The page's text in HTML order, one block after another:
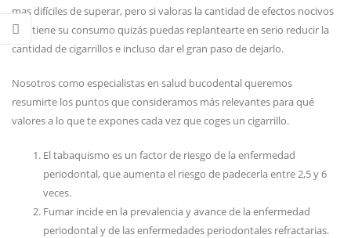
mas difíciles de superar, pero si valoras la cantidad de efectos nocivos
que tiene su consumo quizás puedas replantearte en serio reducir la
cantidad de cigarrillos e incluso dar el gran paso de dejarlo.
Nosotros como especialistas en salud bucodental queremos
resumirte los puntos que consideramos más relevantes para qué
valores a lo que te expones cada vez que coges un cigarrillo.
El tabaquismo es un factor de riesgo de la enfermedad
periodontal, que aumenta el riesgo de padecerla entre 2,5 y 6
veces.
Fumar incide en la prevalencia y avance de la enfermedad
periodontal y de las enfermedades periodontales refractarias.